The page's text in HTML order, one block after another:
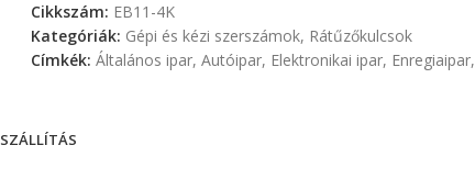
Cikkszám: EB11-4K
Kategóriák: Gépi és kézi szerszámok, Rátűzőkulcsok
Címkék: Általános ipar, Autóipar, Elektronikai ipar, Enregiaipar,
SZÁLLÍTÁS